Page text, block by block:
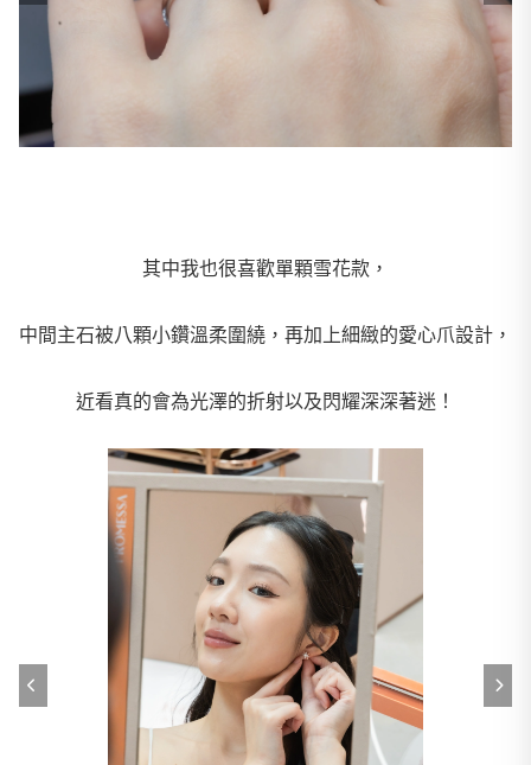
其中我也很喜歡單顆雪花款，
中間主石被八顆小鑽溫柔圍繞，再加上細緻的愛心爪設計，
近看真的會為光澤的折射以及閃耀深深著迷！